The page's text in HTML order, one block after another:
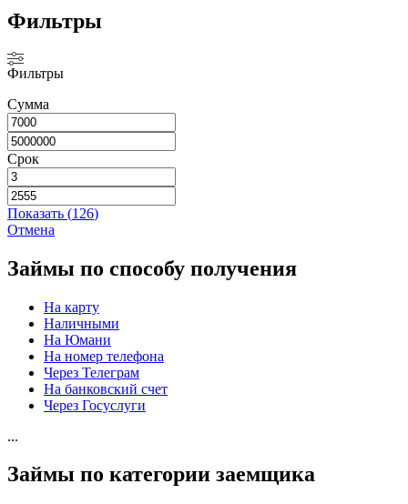
Фильтры
Фильтры
Сумма
Срок
Показать (126)
Отмена
Займы по способу получения
На карту
Наличными
На Юмани
На номер телефона
Через Телеграм
На банковский счет
Через Госуслуги
...
Займы по категории заемщика